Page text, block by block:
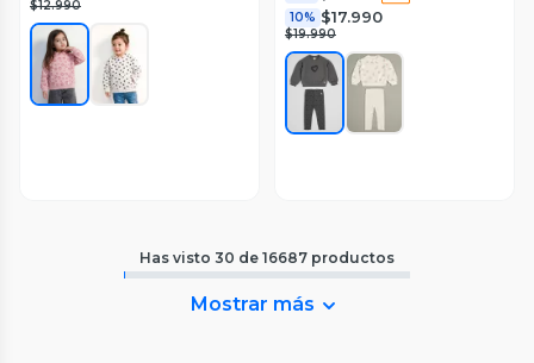
$12.990
10% $17.990
$19.990
Has visto 30 de 16687 productos
Mostrar más